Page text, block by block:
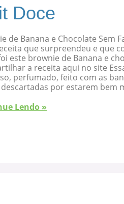
Doce
de Banana e Chocolate Sem
que surpreendeu e que
este brownie de Banana e
a receita aqui no site
perfumado, feito com as
por estarem bem
Lendo »